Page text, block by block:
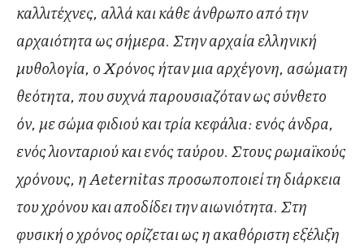
καλλιτέχνες, αλλά και κάθε άνθρωπο από την
αρχαιότητα ως σήμερα. Στην αρχαία ελληνική
μυθολογία, ο Χρόνος ήταν μια αρχέγονη, ασώματη
θεότητα, που συχνά παρουσιαζόταν ως σύνθετο
όν, με σώμα φιδιού και τρία κεφάλια: ενός άνδρα,
ενός λιονταριού και ενός ταύρου. Στους ρωμαϊκούς
χρόνους, ηAeternitasπροσωποποιεί τη διάρκεια
του χρόνου και αποδίδει την αιωνιότητα. Στη
φυσική ο χρόνος ορίζεται ως η ακαθόριστη εξέλιξη